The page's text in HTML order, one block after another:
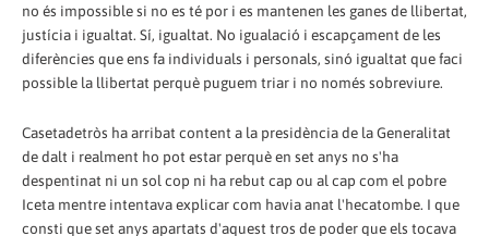
no és impossible si no es té por i es mantenen les ganes de llibertat,
justícia i igualtat. Sí, igualtat. No igualació i escapçament de les
diferències que ens fa individuals i personals, sinó igualtat que faci
possible la llibertat perquè puguem triar i no només sobreviure.
Casetadetròs ha arribat content a la presidència de la Generalitat
de dalt i realment ho pot estar perquè en set anys no s'ha
despentinat ni un sol cop ni ha rebut cap ou al cap com el pobre
Iceta mentre intentava explicar com havia anat l'hecatombe. I que
consti que set anys apartats d'aquest tros de poder que els tocava